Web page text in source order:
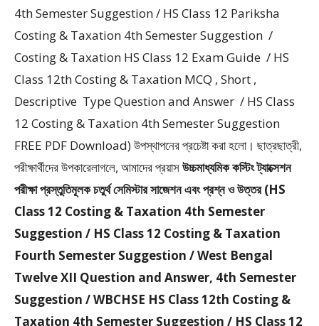
4th Semester Suggestion / HS Class 12 Pariksha
Costing & Taxation 4th Semester Suggestion /
Costing & Taxation HS Class 12 Exam Guide / HS
Class 12th Costing & Taxation MCQ , Short ,
Descriptive Type Question and Answer / HS Class
12 Costing & Taxation 4th Semester Suggestion
FREE PDF Download) উপস্থাপনের প্রচেষ্টা করা হলাে। ছাত্রছাত্রী,
পরীক্ষার্থীদের উপকারেলাগলে, আমাদের প্রয়াসউচ্চমাধ্যমিক কস্টিং ট্যাক্সেশন
পরীক্ষা প্রস্তুতিমূলক চতুর্থ সেমিস্টার সাজেশন এবং প্রশ্ন ও উত্তর (HS
Class 12 Costing & Taxation 4th Semester
Suggestion / HS Class 12 Costing & Taxation
Fourth Semester Suggestion / West Bengal
Twelve XII Question and Answer, 4th Semester
Suggestion / WBCHSE HS Class 12th Costing &
Taxation 4th Semester Suggestion / HS Class 12